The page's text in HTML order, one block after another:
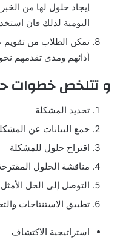
إيجاد حلول لها من
اليومية لذلك فان
تمكن الطلاب من تقويم
أدائهم ومدى تقدمهم
و تتلخص خطوات
تحديد المشكلة
جمع البيانات عن
اقتراح حلول للمشكلة
مناقشة الحلول
التوصل إلى الحل
تطبيق الاستنتاجات
استراتيجية الاكتشاف